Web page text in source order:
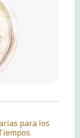
para los